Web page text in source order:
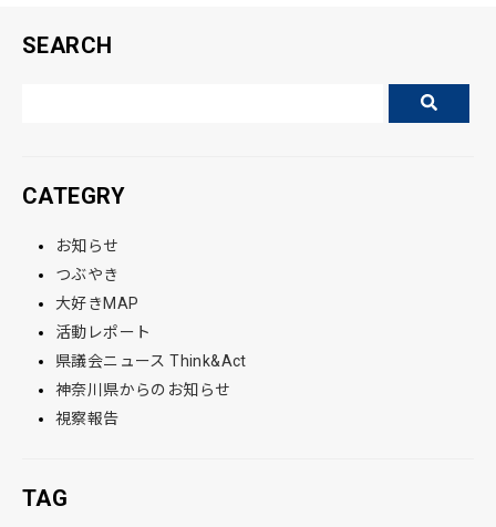
SEARCH
CATEGRY
お知らせ
つぶやき
大好きMAP
活動レポート
県議会ニュース Think&Act
神奈川県からのお知らせ
視察報告
TAG